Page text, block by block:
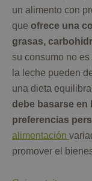
un alimento con
que ofrece una
grasas,
su consumo no
la leche pueden
una dieta
debe basarse en
preferencias
alimentación
promover el